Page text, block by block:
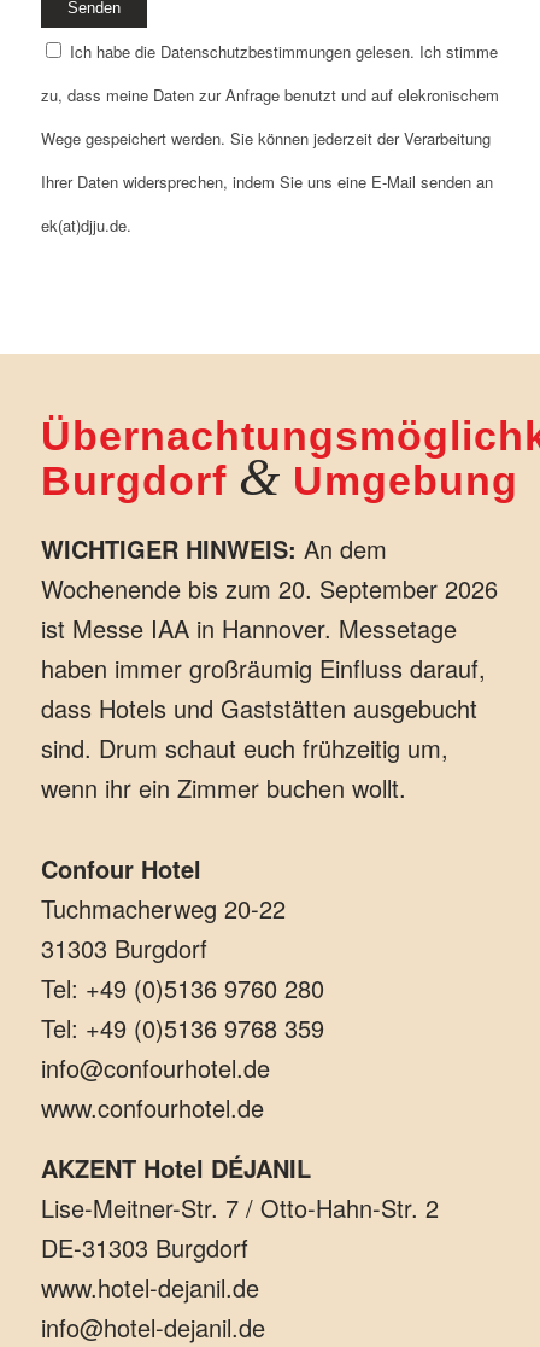
Ich habe die Datenschutzbestimmungen gelesen. Ich stimme
zu, dass meine Daten zur Anfrage benutzt und auf elekronischem
Wege gespeichert werden. Sie können jederzeit der Verarbeitung
Ihrer Daten widersprechen, indem Sie uns eine E-Mail senden an
ek(at)djju.de.
Burgdorf & Umgebung
WICHTIGER HINWEIS: An dem
Wochenende bis zum 20. September 2026
ist Messe IAA in Hannover. Messetage
haben immer großräumig Einfluss darauf,
dass Hotels und Gaststätten ausgebucht
sind. Drum schaut euch frühzeitig um,
wenn ihr ein Zimmer buchen wollt.
Confour Hotel
Tuchmacherweg 20-22
31303 Burgdorf
Tel: +49 (0)5136 9760 280
Tel: +49 (0)5136 9768 359
info@confourhotel.de
www.confourhotel.de
AKZENT Hotel DÉJANIL
Lise-Meitner-Str. 7 / Otto-Hahn-Str. 2
DE-31303 Burgdorf
www.hotel-dejanil.de
info@hotel-dejanil.de